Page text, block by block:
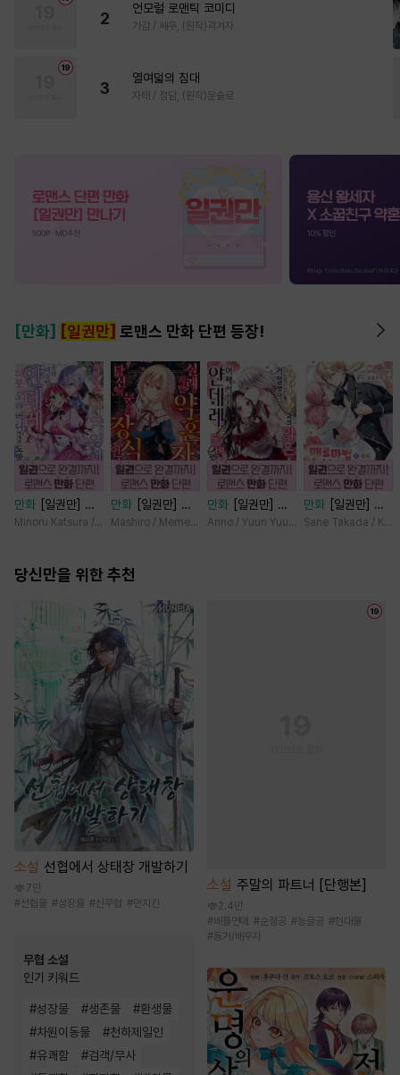
2
언모럴 로맨틱 코미디
가감 / 쌔우, (원작)곽겨자
3
열여덟의 침대
자태 / 청담, (원작)문슬로
[만화] [일권만] 로맨스 만화 단편 등장!
만화
[일권만] 기
억상실 악역 영애
니에게서 도망칠
Minoru Katsura / Mizune
만화
[일권만] 실
례지만 약혼자님,
Mashiro / Memeko
만화
[일권만] 왕
태자님과의 약혼을
Anno / Yuuri Yuudachi
만화
[일권만] 매
료 마법에 걸린 척
Sane Takada /
당신만을 위한 추천
소설 선협에서 상태창 개발하기
7만
#선협물 #성장물 #신무협 #먼치킨
무협 소설
인기 키워드
#성장물 #생존물 #환생물
#차원이동물 #천하제일인
#유쾌함 #검객/무사
소설 주말의 파트너 [단행본]
2.4만
#배틀연애 #순정공 #능글공 #현대물
#동거/배우자